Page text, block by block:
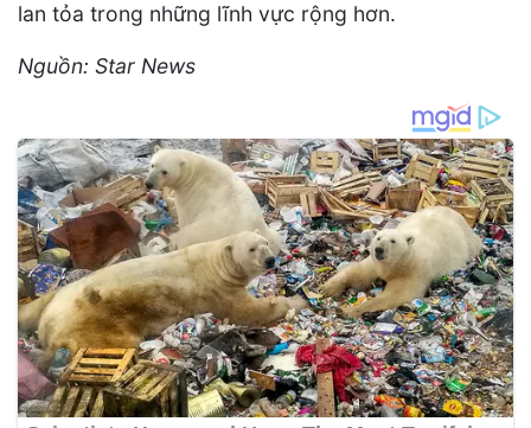
lan tỏa trong những lĩnh vực rộng hơn.
Nguồn: Star News